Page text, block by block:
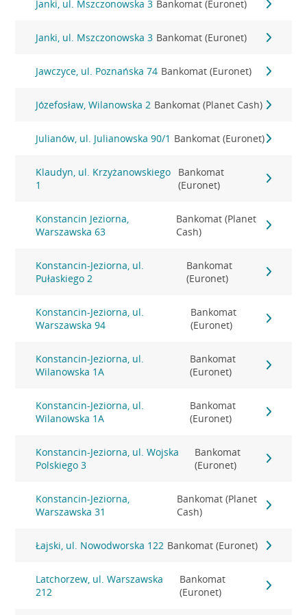
Janki, ul. Mszczonowska 3 Bankomat (Euronet)
Janki, ul. Mszczonowska 3 Bankomat (Euronet)
Jawczyce, ul. Poznańska 74 Bankomat (Euronet)
Józefosław, Wilanowska 2 Bankomat (Planet Cash)
Julianów, ul. Julianowska 90/1 Bankomat (Euronet)
Klaudyn, ul. Krzyżanowskiego
1
Bankomat
(Euronet)
Konstancin Jeziorna,
Warszawska 63
Bankomat (Planet
Cash)
Konstancin-Jeziorna, ul.
Pułaskiego 2
Bankomat
(Euronet)
Konstancin-Jeziorna, ul.
Warszawska 94
Bankomat
(Euronet)
Konstancin-Jeziorna, ul.
Wilanowska 1A
Bankomat
(Euronet)
Konstancin-Jeziorna, ul.
Wilanowska 1A
Bankomat
(Euronet)
Konstancin-Jeziorna, ul. Wojska
Polskiego 3
Bankomat
(Euronet)
Konstancin-Jeziorna,
Warszawska 31
Bankomat (Planet
Cash)
Łajski, ul. Nowodworska 122 Bankomat (Euronet)
Latchorzew, ul. Warszawska
212
Bankomat
(Euronet)